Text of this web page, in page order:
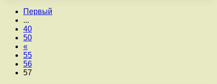
Первый
...
40
50
«
55
56
57